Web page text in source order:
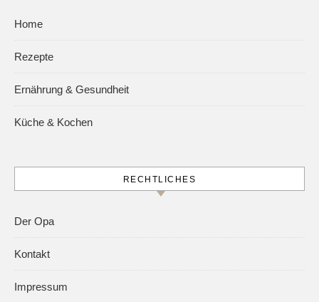
Home
Rezepte
Ernährung & Gesundheit
Küche & Kochen
RECHTLICHES
Der Opa
Kontakt
Impressum